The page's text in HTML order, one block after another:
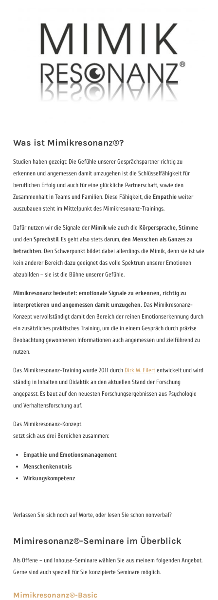
Was ist Mimikresonanz®?
Studien haben gezeigt: Die Gefühle unserer Gesprächspartner richtig zu
erkennen und angemessen damit umzugehen ist die Schlüsselfähigkeit für
beruflichen Erfolg und auch für eine glückliche Partnerschaft, sowie den
Zusammenhalt in Teams und Familien. Diese Fähigkeit, die Empathieweiter
auszubauen steht im Mittelpunkt des Mimikresonanz-Trainings.
Dafür nutzen wir die Signale der Mimikwie auch die Körpersprache, Stimme
und den Sprechstil. Es geht also stets darum, den Menschen als Ganzes zu
betrachten. Den Schwerpunkt bildet dabei allerdings die Mimik, denn sie ist wie
kein anderer Bereich dazu geeignet das volle Spektrum unserer Emotionen
abzubilden – sie ist die Bühne unserer Gefühle.
Mimikresonanz bedeutet: emotionale Signale zu erkennen, richtig zu
interpretieren und angemessen damit umzugehen. Das Mimikresonanz-
Konzept vervollständigt damit den Bereich der reinen Emotionserkennung durch
ein zusätzliches praktisches Training, um die in einem Gespräch durch präzise
Beobachtung gewonnenen Informationen auch angemessen und zielführend zu
nutzen.
Das Mimikresonanz-Training wurde 2011 durch Dirk W. Eilertentwickelt und wird
ständig in Inhalten und Didaktik an den aktuellen Stand der Forschung
angepasst. Es baut auf den neuesten Forschungsergebnissen aus Psychologie
und Verhaltensforschung auf.
Das Mimikresonanz-Konzept
setzt sich aus drei Bereichen zusammen:
Empathie und Emotionsmanagement
Menschenkenntnis
Wirkungskompetenz
Verlassen Sie sich noch auf Worte, oder lesen Sie schon nonverbal?
Mimiresonanz®-Seminare im Überblick
Als Offene – und Inhouse-Seminare wählen Sie aus meinem folgenden Angebot.
Gerne sind auch speziell für Sie konzipierte Seminare möglich.
Mimikresonanz®-Basic